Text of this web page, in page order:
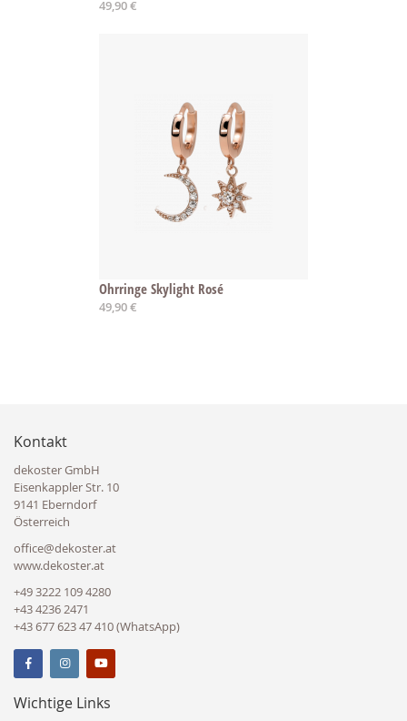
49,90 €
Ohrringe Skylight Rosé
49,90 €
Kontakt
dekoster GmbH
Eisenkappler Str. 10
9141 Eberndorf
Österreich
office@dekoster.at
www.dekoster.at
+49 3222 109 4280
+43 4236 2471
+43 677 623 47 410 (WhatsApp)
Wichtige Links